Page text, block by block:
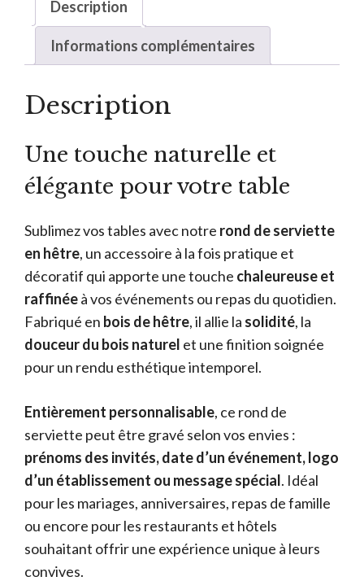
Description
Informations complémentaires
Description
Une touche naturelle et
élégante pour votre table
Sublimez vos tables avec notre rond de serviette
en hêtre, un accessoire à la fois pratique et
décoratif qui apporte une touche chaleureuse et
raffinéeà vos événements ou repas du quotidien.
Fabriqué en bois de hêtre, il allie la solidité, la
douceur du bois naturel et une finition soignée
pour un rendu esthétique intemporel.
Entièrement personnalisable, ce rond de
serviette peut être gravé selon vos envies :
prénoms des invités, date d’un événement, logo
d’un établissement ou message spécial. Idéal
pour les mariages, anniversaires, repas de famille
ou encore pour les restaurants et hôtels
souhaitant offrir une expérience unique à leurs
convives.